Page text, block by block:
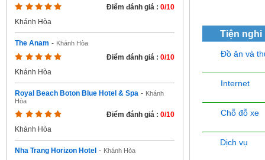
Điểm đánh giá : 0/10
Khánh Hòa
The Anam - Khánh Hòa
Điểm đánh giá : 0/10
Khánh Hòa
Royal Beach Boton Blue Hotel & Spa - Khánh
Hòa
Điểm đánh giá : 0/10
Khánh Hòa
Nha Trang Horizon Hotel - Khánh Hòa
Tiện nghi
Đồ ăn và
Internet
Chỗ đỗ xe
Dịch vụ